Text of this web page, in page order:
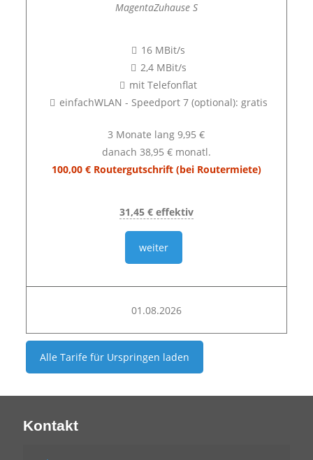
MagentaZuhause S
16 MBit/s
2,4 MBit/s
mit Telefonflat
einfachWLAN - Speedport 7 (optional): gratis
3 Monate lang 9,95 €
danach 38,95 € monatl.
100,00 € Routergutschrift (bei Routermiete)
31,45 € effektiv
weiter
01.08.2026
Alle Tarife für Urspringen laden
Kontakt